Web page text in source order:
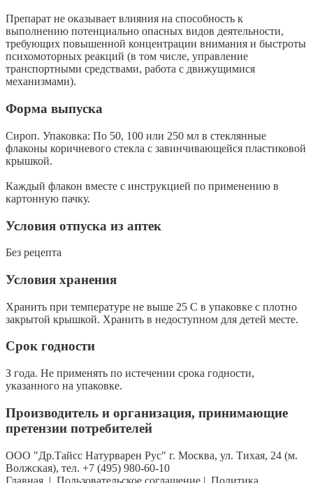
Препарат не оказывает влияния на способность к
выполнению потенциально опасных видов деятельности,
требующих повышенной концентрации внимания и быстроты
психомоторных реакций (в том числе, управление
транспортными средствами, работа с движущимися
механизмами).
Форма выпуска
Сироп. Упаковка: По 50, 100 или 250 мл в стеклянные
флаконы коричневого стекла с завинчивающейся пластиковой
крышкой.
Каждый флакон вместе с инструкцией по применению в
картонную пачку.
Условия отпуска из аптек
Без рецепта
Условия хранения
Хранить при температуре не выше 25 С в упаковке с плотно
закрытой крышкой. Хранить в недоступном для детей месте.
Срок годности
З года. Не применять по истечении срока годности,
указанного на упаковке.
Производитель и организация, принимающие
претензии потребителей
ООО "Др.Тайсс Натурварен Рус" г. Mocква, ул. Тихая, 24 (м.
Волжская), тел. +7 (495) 980-60-10
Главная | Пользовательское соглашение | Политика